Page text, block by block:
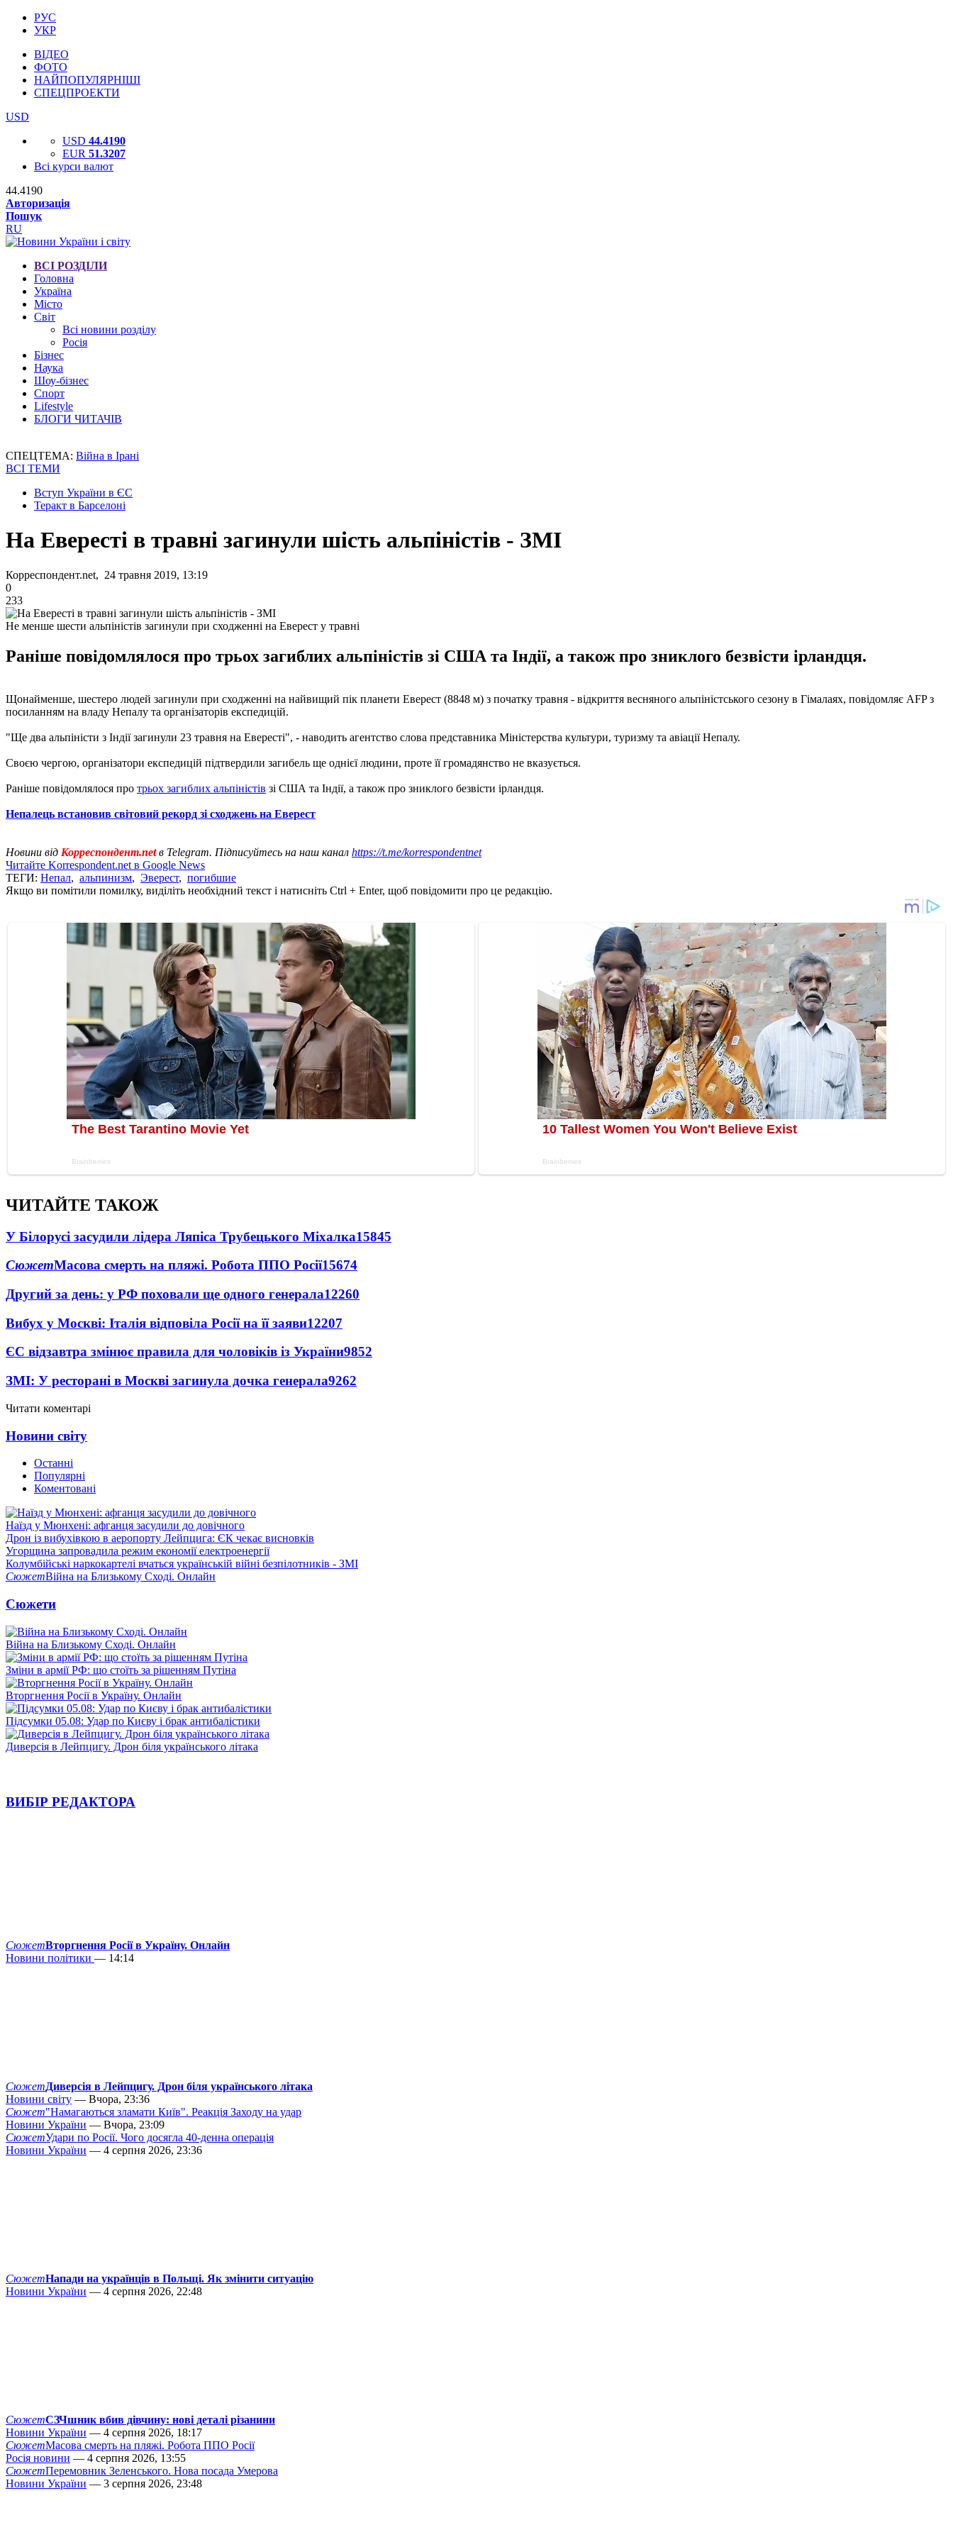
РУС
УКР
ВІДЕО
ФОТО
НАЙПОПУЛЯРНІШІ
СПЕЦПРОЕКТИ
USD
USD 44.4190
EUR 51.3207
Всі курси валют
44.4190
Авторизація
Пошук
RU
ВСІ РОЗДІЛИ
Головна
Україна
Місто
Світ
Всі новини розділу
Росія
Бізнес
Наука
Шоу-бізнес
Спорт
Lifestyle
БЛОГИ ЧИТАЧІВ
СПЕЦТЕМА: Війна в Ірані
ВСІ ТЕМИ
Вступ України в ЄС
Теракт в Барселоні
На Евересті в травні загинули шість альпіністів - ЗМІ
Корреспондент.net, 24 травня 2019, 13:19
0
233
Не менше шести альпіністів загинули при сходженні на Еверест у травні
Раніше повідомлялося про трьох загиблих альпіністів зі США та Індії, а також про зниклого безвісти ірландця.
Щонайменше, шестеро людей загинули при сходженні на найвищий пік планети Еверест (8848 м) з початку травня - відкриття весняного альпіністського сезону в Гімалаях, повідомляє AFP з
посиланням на владу Непалу та організаторів експедицій.
"Ще два альпіністи з Індії загинули 23 травня на Евересті", - наводить агентство слова представника Міністерства культури, туризму та авіації Непалу.
Своєю чергою, організатори експедицій підтвердили загибель ще однієї людини, проте її громадянство не вказується.
Раніше повідомлялося про трьох загиблих альпіністів зі США та Індії, а також про зниклого безвісти ірландця.
Непалець встановив світовий рекорд зі сходжень на Еверест
Новини від Корреспондент.netв Telegram. Підписуйтесь на наш канал https://t.me/korrespondentnet
Читайте Korrespondent.net в Google News
ТЕГИ: Непал, альпинизм, Эверест, погибшие
Якщо ви помітили помилку, виділіть необхідний текст і натисніть Ctrl + Enter, щоб повідомити про це редакцію.
ЧИТАЙТЕ ТАКОЖ
У Білорусі засудили лідера Ляпіса Трубецького Міхалка15845
СюжетМасова смерть на пляжі. Робота ППО Росії15674
Другий за день: у РФ поховали ще одного генерала12260
Вибух у Москві: Італія відповіла Росії на її заяви12207
ЄС відзавтра змінює правила для чоловіків із України9852
ЗМІ: У ресторані в Москві загинула дочка генерала9262
Читати коментарі
Новини світу
Останні
Популярні
Коментовані
Наїзд у Мюнхені: афганця засудили до довічного
Дрон із вибухівкою в аеропорту Лейпцига: ЄК чекає висновків
Угорщина запровадила режим економії електроенергії
Колумбійські наркокартелі вчаться українській війні безпілотників - ЗМІ
СюжетВійна на Близькому Сході. Онлайн
Сюжети
Війна на Близькому Сході. Онлайн
Зміни в армії РФ: що стоїть за рішенням Путіна
Вторгнення Росії в Україну. Онлайн
Підсумки 05.08: Удар по Києву і брак антибалістики
Диверсія в Лейпцигу. Дрон біля українського літака
ВИБІР РЕДАКТОРА
СюжетВторгнення Росії в Україну. Онлайн
Новини політики — 14:14
СюжетДиверсія в Лейпцигу. Дрон біля українського літака
Новини світу — Вчора, 23:36
Сюжет"Намагаються зламати Київ". Реакція Заходу на удар
Новини України — Вчора, 23:09
СюжетУдари по Росії. Чого досягла 40-денна операція
Новини України — 4 серпня 2026, 23:36
СюжетНапади на українців в Польщі. Як змінити ситуацію
Новини України — 4 серпня 2026, 22:48
СюжетСЗЧшник вбив дівчину: нові деталі різанини
Новини України — 4 серпня 2026, 18:17
СюжетМасова смерть на пляжі. Робота ППО Росії
Росія новини — 4 серпня 2026, 13:55
СюжетПеремовник Зеленського. Нова посада Умерова
Новини України — 3 серпня 2026, 23:48